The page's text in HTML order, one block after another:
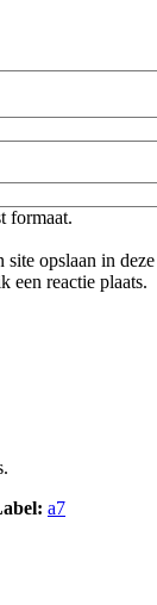
formaat.
opslaan in
een reactie plaats.
a7